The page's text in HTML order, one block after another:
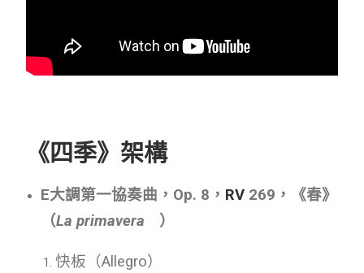
《四季》架構
E大調第一協奏曲，Op. 8， RV 269，《春》
（La primavera ）
快板（Allegro）